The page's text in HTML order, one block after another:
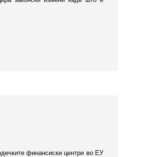
финансиски центри во ЕУ